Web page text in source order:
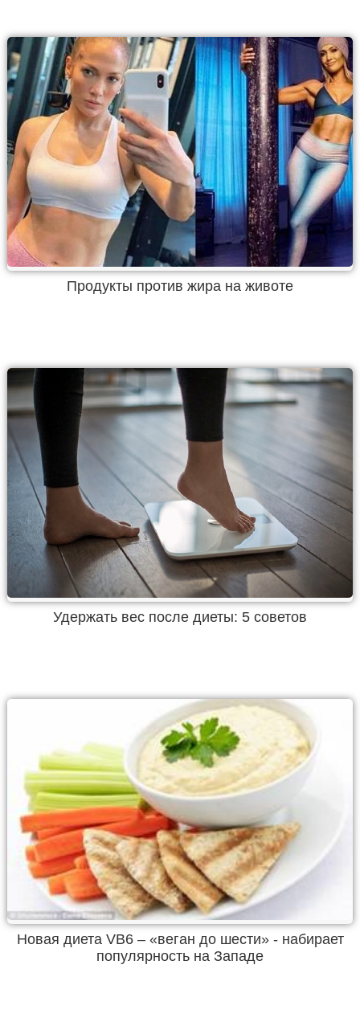
Продукты против жира на животе
Удержать вес после диеты: 5 советов
Новая диета VB6 – «веган до шести» - набирает
популярность на Западе